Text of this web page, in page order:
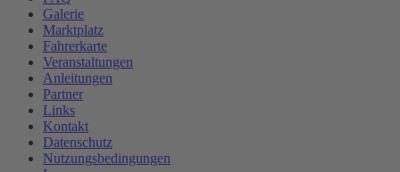
Galerie
Marktplatz
Fahrerkarte
Veranstaltungen
Anleitungen
Partner
Links
Kontakt
Datenschutz
Nutzungsbedingungen